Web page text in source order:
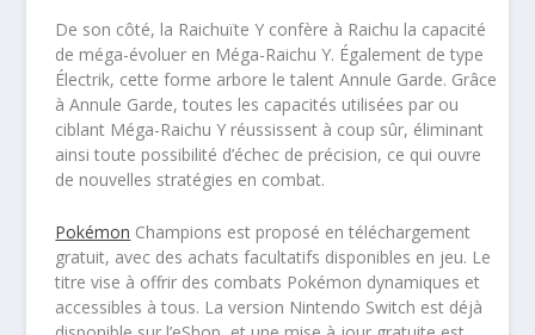
De son côté, la Raichuïte Y confère à Raichu la capacité
de méga-évoluer en Méga-Raichu Y. Également de type
Électrik, cette forme arbore le talent Annule Garde. Grâce
à Annule Garde, toutes les capacités utilisées par ou
ciblant Méga-Raichu Y réussissent à coup sûr, éliminant
ainsi toute possibilité d’échec de précision, ce qui ouvre
de nouvelles stratégies en combat.
Pokémon Champions est proposé en téléchargement
gratuit, avec des achats facultatifs disponibles en jeu. Le
titre vise à offrir des combats Pokémon dynamiques et
accessibles à tous. La version Nintendo Switch est déjà